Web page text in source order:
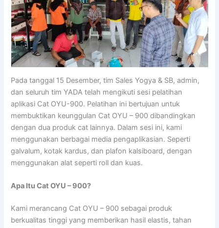
Pada tanggal 15 Desember, tim Sales Yogya & SB, admin,
dan seluruh tim YADA telah mengikuti sesi pelatihan
aplikasi Cat OYU-900. Pelatihan ini bertujuan untuk
membuktikan keunggulan Cat OYU – 900 dibandingkan
dengan dua produk cat lainnya. Dalam sesi ini, kami
menggunakan berbagai media pengaplikasian. Seperti
galvalum, kotak kardus, dan plafon kalsiboard, dengan
menggunakan alat seperti roll dan kuas.
Apa Itu Cat OYU – 900?
Kami merancang Cat OYU – 900 sebagai produk
berkualitas tinggi yang memberikan hasil elastis, tahan